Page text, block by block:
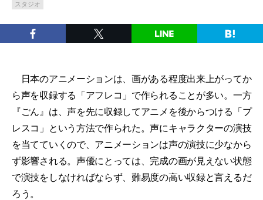
スタジオ
日本のアニメーションは、画がある程度出来上がってか
ら声を収録する「アフレコ」で作られることが多い。一方
『ごん』は、声を先に収録してアニメを後からつける「プ
レスコ」という方法で作られた。声にキャラクターの演技
を当てていくので、アニメーションは声の演技に少なから
ず影響される。声優にとっては、完成の画が見えない状態
で演技をしなければならず、難易度の高い収録と言えるだ
ろう。